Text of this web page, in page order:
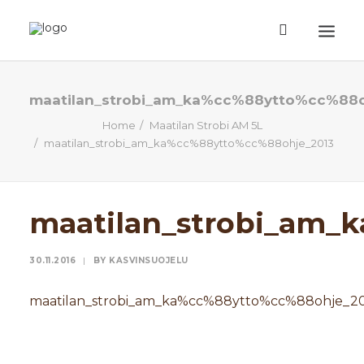
ETUSIVU
TILAUSOHJEET
YHTEYSTIEDOT
Home
Maatilan Strobi AM 5L
maatilan_strobi_am_ka%cc%88ytto%cc%88ohje_2013
30.11.2016 | BY KASVINSUOJELU